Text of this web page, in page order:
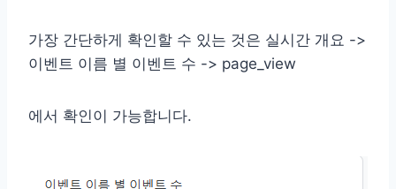
가장 간단하게 확인할 수 있는 것은 실시간 개요 ->
이벤트 이름 별 이벤트 수 -> page_view
에서 확인이 가능합니다.